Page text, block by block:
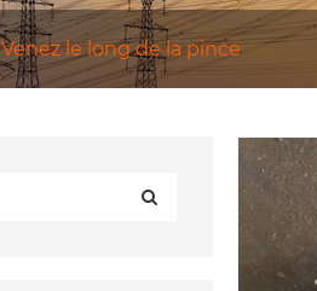
Venez le long de la pince